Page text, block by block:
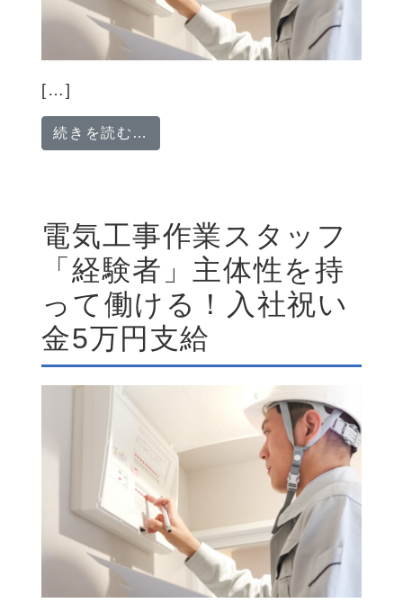
[…]
続きを読む…
電気工事作業スタッフ
「経験者」主体性を持
って働ける！入社祝い
金5万円支給